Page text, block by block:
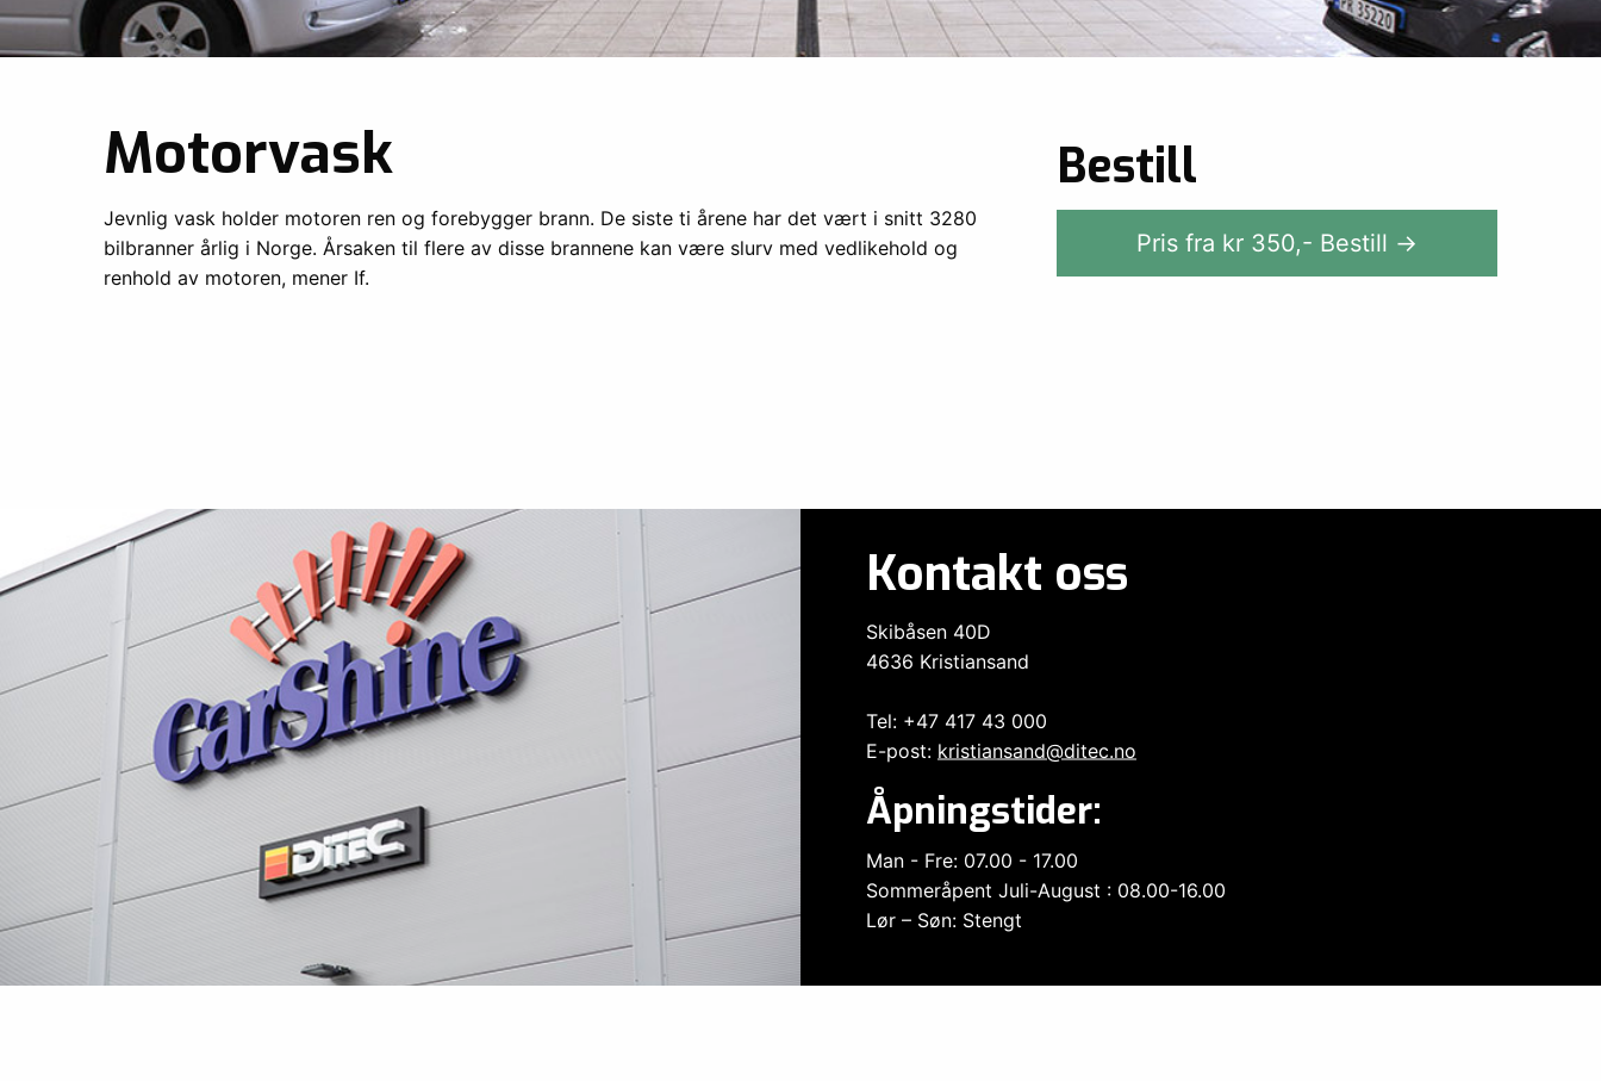
Motorvask
Jevnlig vask holder motoren ren og forebygger brann. De siste ti årene har det vært i snitt 3280
bilbranner årlig i Norge. Årsaken til flere av disse brannene kan være slurv med vedlikehold og
renhold av motoren, mener If.
Bestill
Pris fra kr 350,- Bestill →
Kontakt oss
Skibåsen 40D
4636 Kristiansand
Tel: +47 417 43 000
E-post: kristiansand@ditec.no
Åpningstider:
Man - Fre: 07.00 - 17.00
Sommeråpent Juli-August : 08.00-16.00
Lør – Søn: Stengt